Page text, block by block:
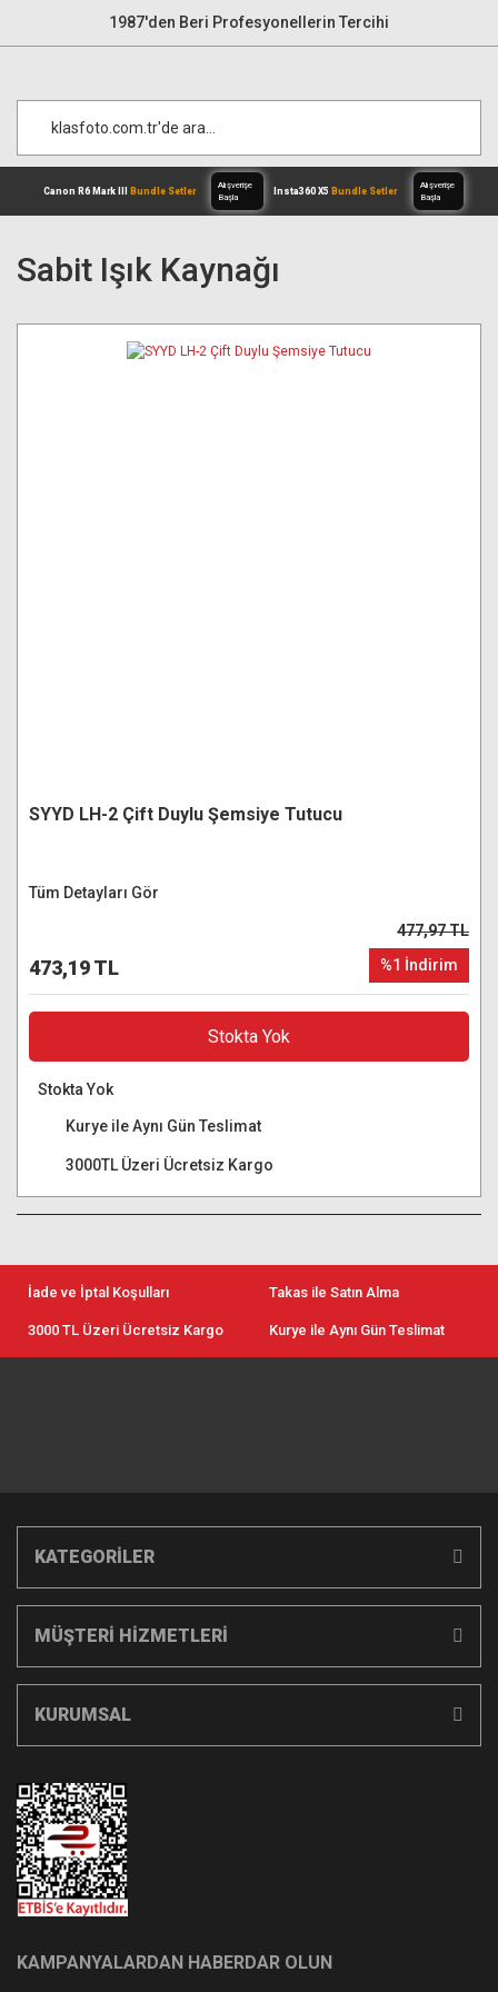
1987'den Beri Profesyonellerin Tercihi
Başla
Sabit Işık Kaynağı
SYYD LH-2 Çift Duylu Şemsiye Tutucu
Tüm Detayları Gör
473,19 TL
477,97 TL
%1 İndirim
Stokta Yok
Stokta Yok
Kurye ile Aynı Gün Teslimat
3000TL Üzeri Ücretsiz Kargo
İade ve İptal Koşulları Takas ile Satın Alma
3000 TL Üzeri Ücretsiz Kargo Kurye ile Aynı Gün Teslimat
KATEGORİLER
MÜŞTERİ HİZMETLERİ
KURUMSAL
KAMPANYALARDAN HABERDAR OLUN